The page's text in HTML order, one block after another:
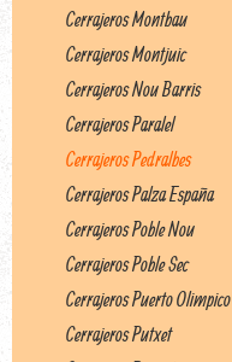
Cerrajeros Montbau
Cerrajeros Montjuic
Cerrajeros Nou Barris
Cerrajeros Paralel
Cerrajeros Pedralbes
Cerrajeros Palza España
Cerrajeros Poble Nou
Cerrajeros Poble Sec
Cerrajeros Puerto Olimpico
Cerrajeros Putxet